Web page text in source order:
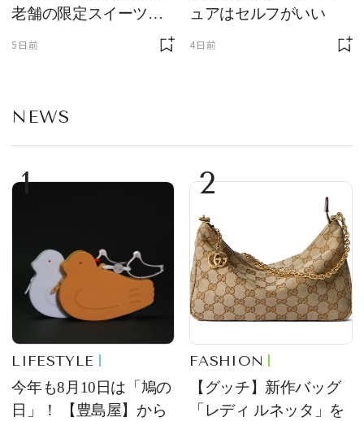
老舗の限定スイーツを
ゲット【＃SPURおやつ
5日前
ュアはセルフがいい
4日前
NEWS
1
LIFESTYLE
今年も8月10日は「鳩の
日」！ 【豊島屋】から
2
FASHION
【グッチ】新作バッグ
「レディ ルネッタ」を